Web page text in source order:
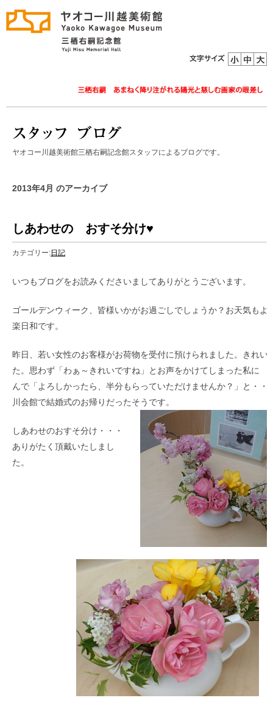
ヤオコー川越美術館三栖右嗣記念館スタッフによるブログです。
2013年4月 のアーカイブ
しあわせの おすそ分け♥
カテゴリー:日記
いつもブログをお読みくださいましてありがとうございます。
ゴールデンウィーク、皆様いかがお過ごしでしょうか？お天気も
楽日和です。
昨日、若い女性のお客様がお荷物を受付に預けられました。きれい
た。思わず「わぁ～きれいですね」とお声をかけてしまった私に
んで「よろしかったら、半分もらっていただけませんか？」と・・
川会館で結婚式のお帰りだったそうです。
しあわせのおすそ分け・・・
ありがたく頂戴いたしまし
た。